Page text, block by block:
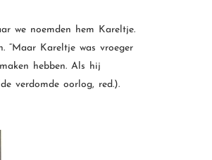
we noemden hem Kareltje.
“Maar Kareltje was vroeger
hebben. Als hij
verdomde oorlog, red.).